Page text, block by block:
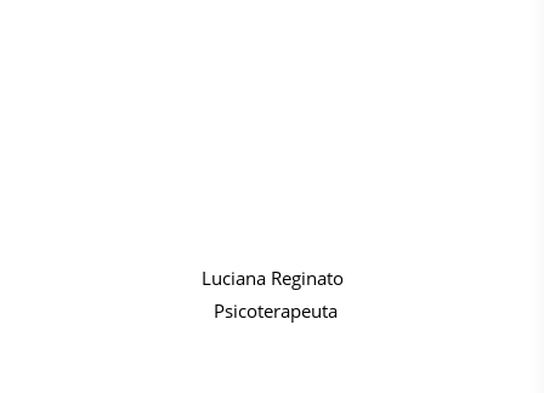
Luciana Reginato
Psicoterapeuta